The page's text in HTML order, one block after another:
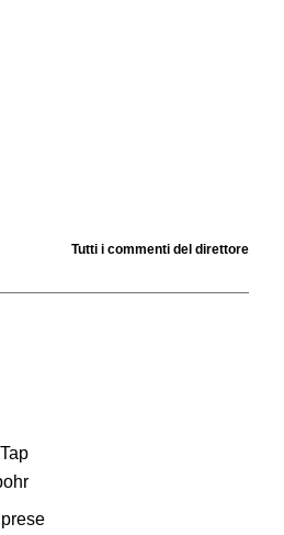
Tutti i commenti del direttore